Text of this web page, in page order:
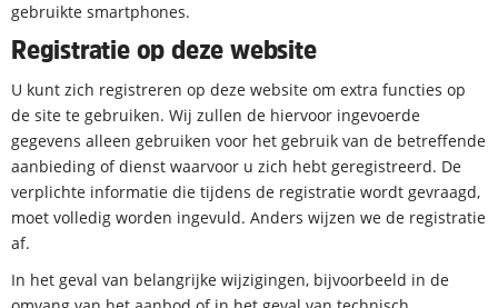
gebruikte smartphones.
Registratie op deze website
U kunt zich registreren op deze website om extra functies op
de site te gebruiken. Wij zullen de hiervoor ingevoerde
gegevens alleen gebruiken voor het gebruik van de betreffende
aanbieding of dienst waarvoor u zich hebt geregistreerd. De
verplichte informatie die tijdens de registratie wordt gevraagd,
moet volledig worden ingevuld. Anders wijzen we de registratie
af.
In het geval van belangrijke wijzigingen, bijvoorbeeld in de